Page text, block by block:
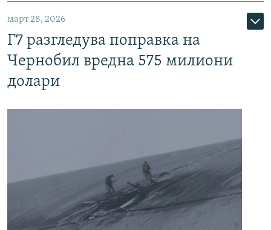
март 28, 2026
Г7 разгледува поправка на
Чернобил вредна 575 милиони
долари